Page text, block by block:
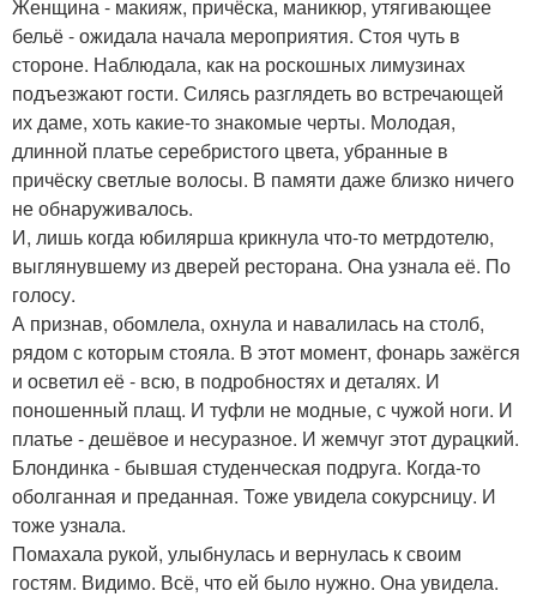
Женщина - макияж, причёска, маникюр, утягивающее
бельё - ожидала начала мероприятия. Стоя чуть в
стороне. Наблюдала, как на роскошных лимузинах
подъезжают гости. Силясь разглядеть во встречающей
их даме, хоть какие-то знакомые черты. Молодая,
длинной платье серебристого цвета, убранные в
причёску светлые волосы. В памяти даже близко ничего
не обнаруживалось.
И, лишь когда юбилярша крикнула что-то метрдотелю,
выглянувшему из дверей ресторана. Она узнала её. По
голосу.
А признав, обомлела, охнула и навалилась на столб,
рядом с которым стояла. В этот момент, фонарь зажёгся
и осветил её - всю, в подробностях и деталях. И
поношенный плащ. И туфли не модные, с чужой ноги. И
платье - дешёвое и несуразное. И жемчуг этот дурацкий.
Блондинка - бывшая студенческая подруга. Когда-то
оболганная и преданная. Тоже увидела сокурсницу. И
тоже узнала.
Помахала рукой, улыбнулась и вернулась к своим
гостям. Видимо. Всё, что ей было нужно. Она увидела.